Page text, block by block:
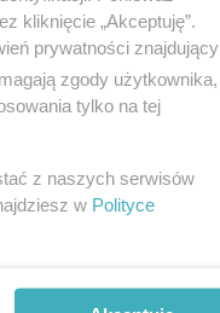
kliknięcie „Akceptuję”.
prywatności znajdujący
zgody użytkownika,
tylko na tej
z naszych serwisów
w Polityce